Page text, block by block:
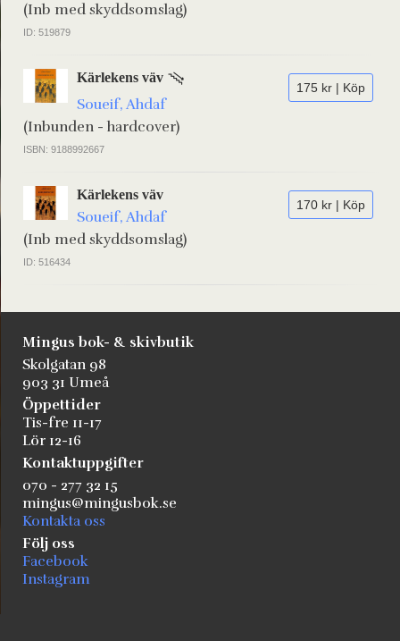
(Inb med skyddsomslag)
ID: 519879
175 kr | Köp
Kärlekens väv
Soueif, Ahdaf
(Inbunden - hardcover)
ISBN: 9188992667
170 kr | Köp
Kärlekens väv
Soueif, Ahdaf
(Inb med skyddsomslag)
ID: 516434
Mingus bok- & skivbutik
Skolgatan 98
903 31 Umeå
Öppettider
Tis-fre 11-17
Lör 12-16
Kontaktuppgifter
070 - 277 32 15
mingus@mingusbok.se
Kontakta oss
Följ oss
Facebook
Instagram